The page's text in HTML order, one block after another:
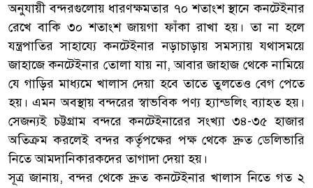
অনুযায়ী বন্দরগুলোয় ধারণক্ষমতার ৭০ শতাংশ স্থানে কনটেইনার
রেখে বাকি ৩০ শতাংশ জায়গা ফাঁকা রাখা হয়। তা না হলে
যন্ত্রপাতির সাহায্যে কনটেইনার নড়াচাড়ায় সমস্যায় যথাসময়ে
জাহাজে কনটেইনার তোলা যায় না, আবার জাহাজ থেকে নামিয়ে
যে গাড়ির মাধ্যমে খালাস দেয়া হবে তাতে তুলতেও বেগ পেতে
হয়। এমন অবস্থায় বন্দরের স্বাভবিক পণ্য হ্যান্ডলিং ব্যাহত হয়।
সেজন্যই চট্টগ্রাম বন্দরে কনটেইনারের সংখ্যা ৩৪-৩৫ হাজার
অতিক্রম করলেই বন্দর কর্তৃপক্ষের পক্ষ থেকে দ্রুত ডেলিভারি
নিতে আমদানিকারকদের তাগাদা দেয়া হয়।
সূত্র জানায়, বন্দর থেকে দ্রুত কনটেইনার খালাস নিতে গত ২